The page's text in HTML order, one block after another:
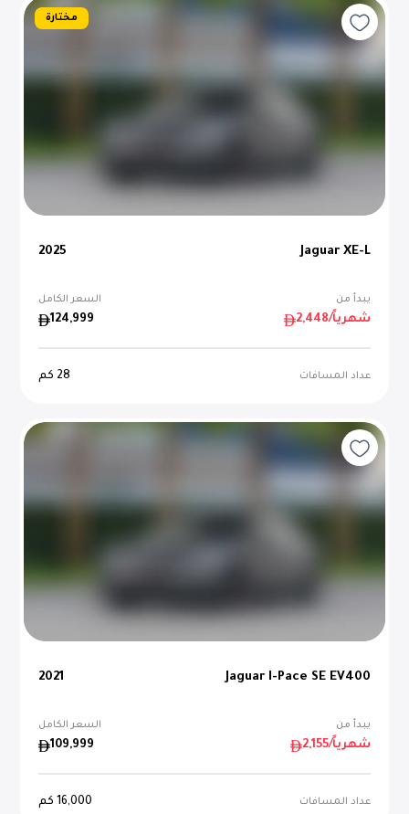
مختارة
Jaguar XE-L
2025
يبدأ من السعر الكامل
2,448 /شهرياً 124,999
عداد المسافات 28 كم
Jaguar I-Pace SE EV400
2021
يبدأ من السعر الكامل
2,155 /شهرياً 109,999
عداد المسافات 16,000 كم